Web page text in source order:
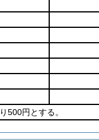
500円とする。